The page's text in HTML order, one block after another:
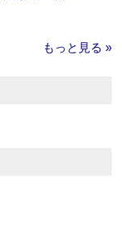
もっと見る »